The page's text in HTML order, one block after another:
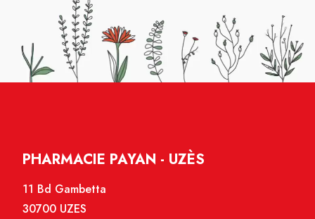
PHARMACIE PAYAN - UZÈS
11 Bd Gambetta
30700 UZES